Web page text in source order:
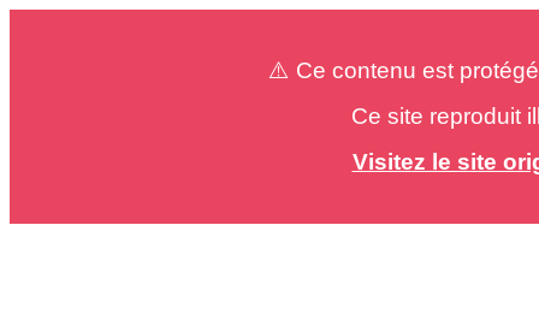
⚠️ Ce contenu est
Ce site reproduit
Visitez le site